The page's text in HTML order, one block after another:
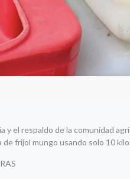
y el respaldo de la comunidad
frijol mungo usando solo 10